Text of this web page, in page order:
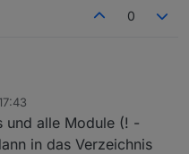
0
wasserzaehler.js starten will
/code/wasserzaehler.js
und alle Module (! -
in das Verzeichnis